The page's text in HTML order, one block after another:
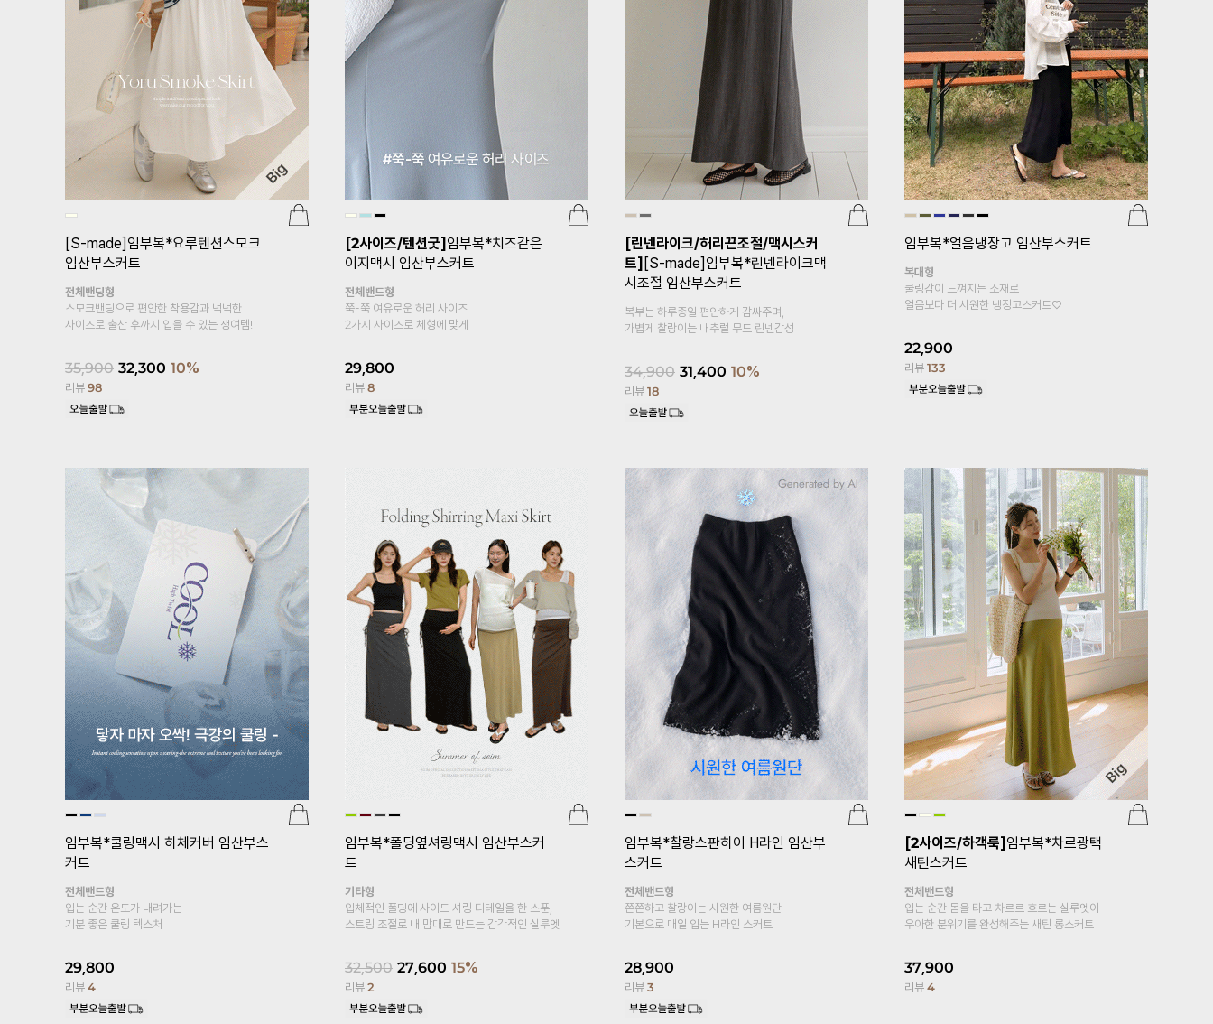
[S-made]임부복*요루텐션스모크
임산부스커트
전체밴딩형
스모크밴딩으로 편안한 착용감과 넉넉한
사이즈로 출산 후까지 입을 수 있는 쟁여템!
35,900 32,300 10%
리뷰 98
[2사이즈/텐션굿] 임부복*치즈같은
이지맥시 임산부스커트
전체밴드형
쭉-쭉 여유로운 허리 사이즈
2가지 사이즈로 체형에 맞게
29,800
리뷰 8
[린넨라이크/허리끈조절/맥시스커
트] [S-made]임부복*린넨라이크맥
시조절 임산부스커트
복부는 하루종일 편안하게 감싸주며,
가볍게 찰랑이는 내추럴 무드 린넨감성
34,900 31,400 10%
리뷰 18
임부복*얼음냉장고 임산부스커트
복대형
쿨링감이 느껴지는 소재로
얼음보다 더 시원한 냉장고스커트♡
22,900
리뷰 133
임부복*쿨링맥시 하체커버 임산부스
커트
전체밴드형
입는 순간 온도가 내려가는
기분 좋은 쿨링 텍스처
29,800
리뷰 4
임부복*폴딩옆셔링맥시 임산부스커
트
기타형
입체적인 폴딩에 사이드 셔링 디테일을 한 스푼,
스트링 조절로 내 맘대로 만드는 감각적인 실루엣
32,500 27,600 15%
리뷰 2
임부복*찰랑스판하이 H라인 임산부
스커트
전체밴드형
쫀쫀하고 찰랑이는 시원한 여름원단
기본으로 매일 입는 H라인 스커트
28,900
리뷰 3
[2사이즈/하객룩] 임부복*차르광택
새틴스커트
전체밴드형
입는 순간 몸을 타고 차르르 흐르는 실루엣이
우아한 분위기를 완성해주는 새틴 롱스커트
37,900
리뷰 4